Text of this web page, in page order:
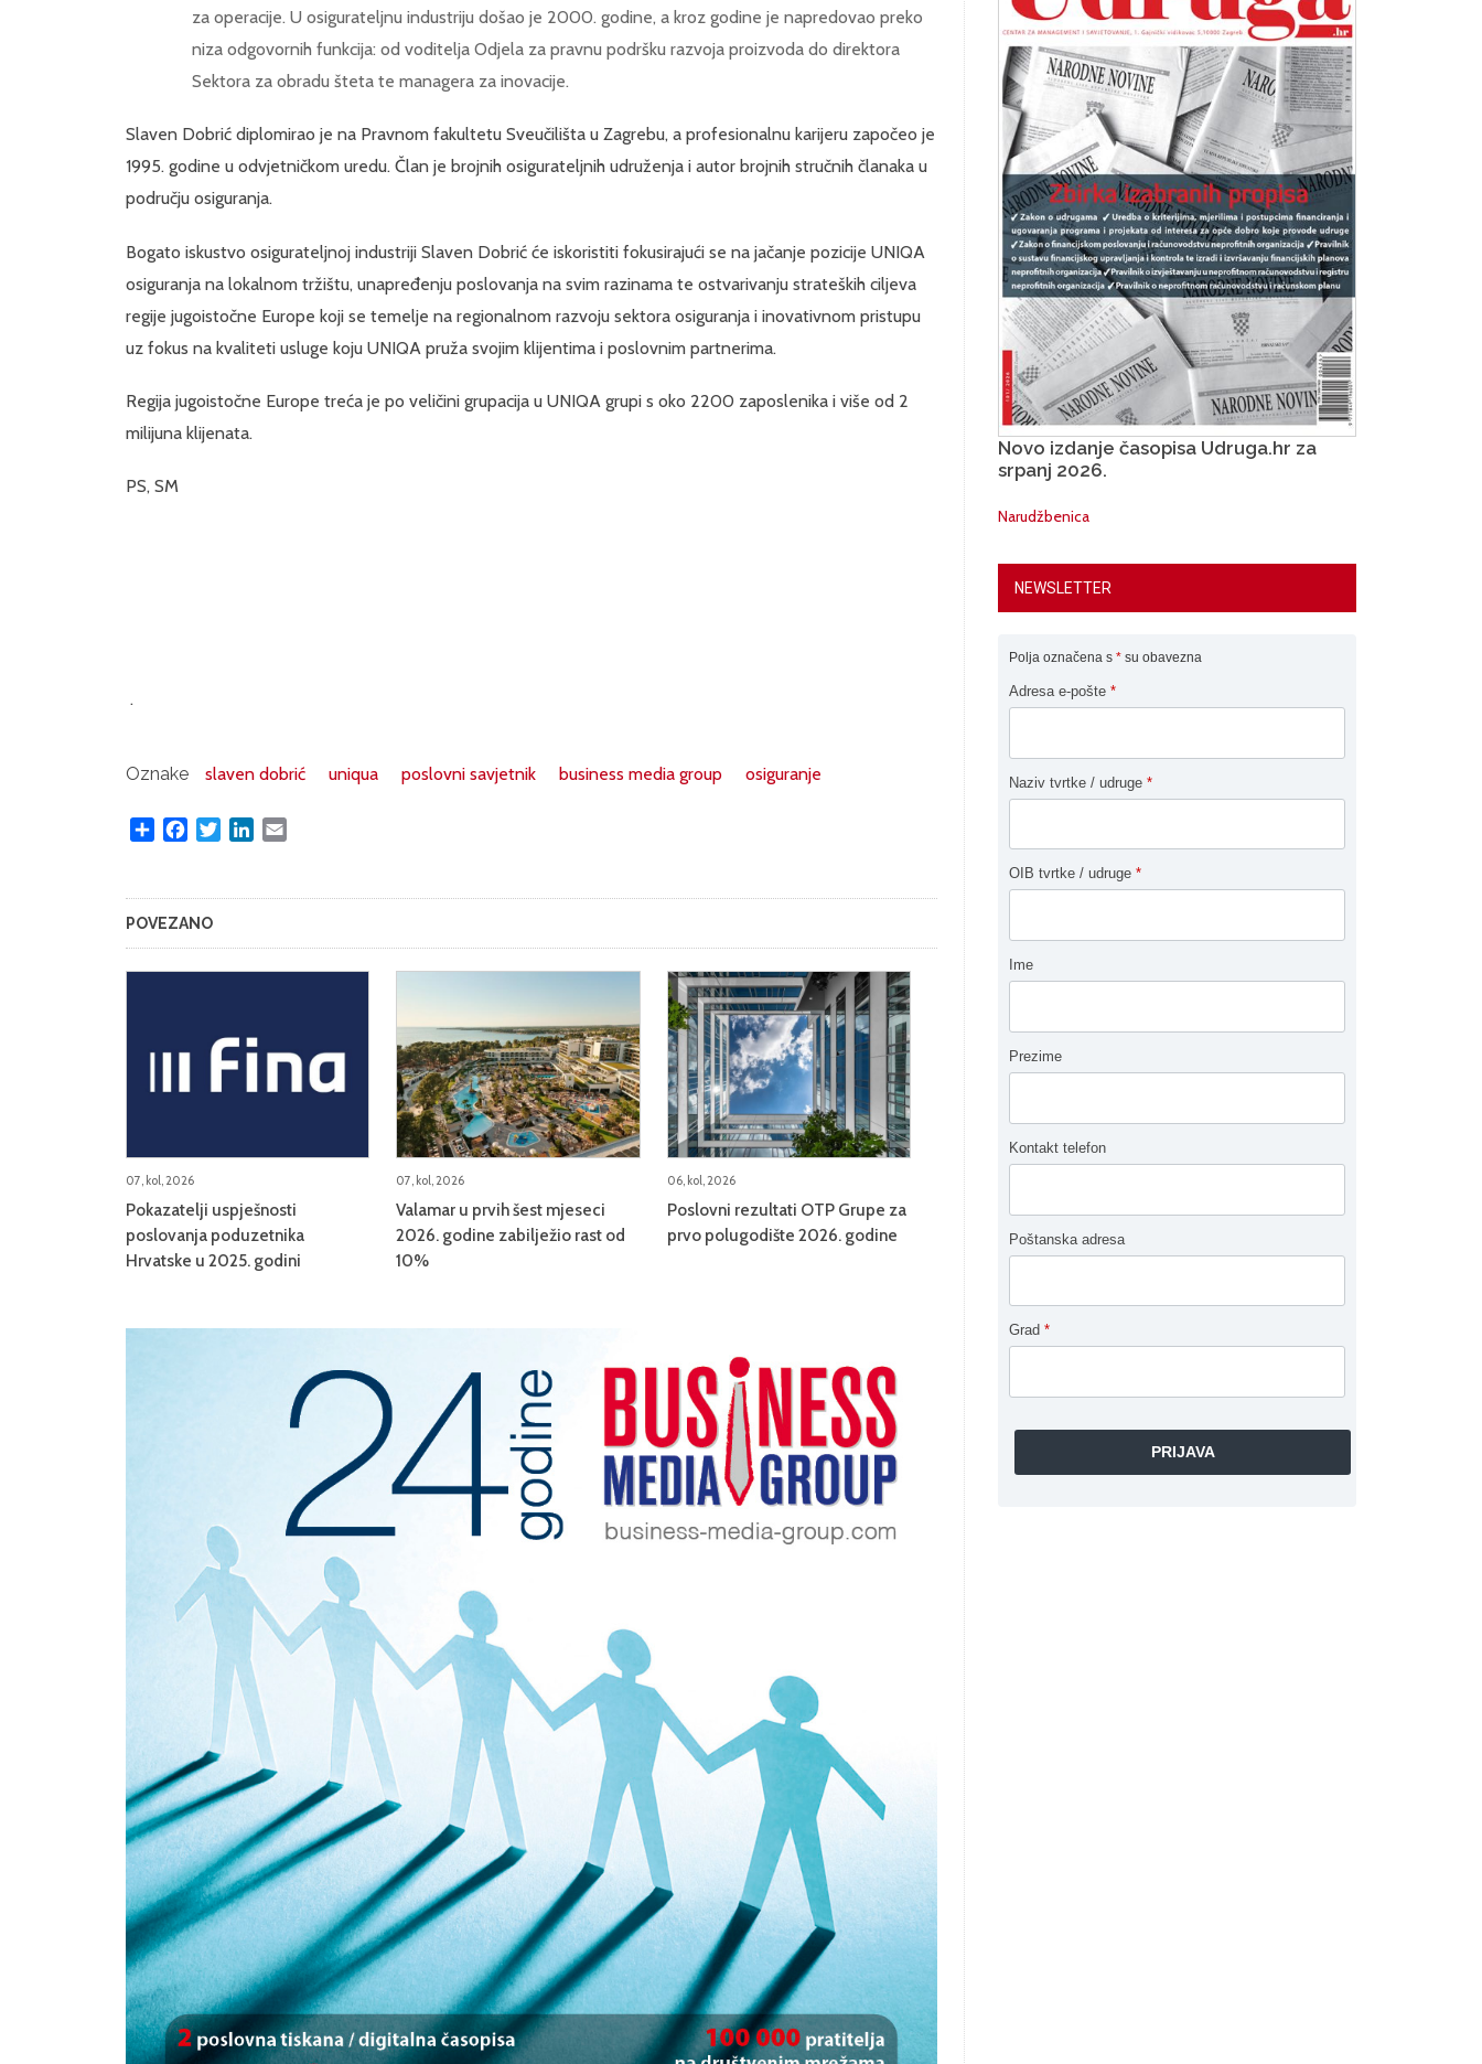
za operacije. U osigurateljnu industriju došao je 2000. godine, a kroz godine je napredovao preko
niza odgovornih funkcija: od voditelja Odjela za pravnu podršku razvoja proizvoda do direktora
Sektora za obradu šteta te managera za inovacije.
Slaven Dobrić diplomirao je na Pravnom fakultetu Sveučilišta u Zagrebu, a profesionalnu karijeru započeo je
1995. godine u odvjetničkom uredu. Član je brojnih osigurateljnih udruženja i autor brojnih stručnih članaka u
području osiguranja.
Bogato iskustvo osigurateljnoj industriji Slaven Dobrić će iskoristiti fokusirajući se na jačanje pozicije UNIQA
osiguranja na lokalnom tržištu, unapređenju poslovanja na svim razinama te ostvarivanju strateških ciljeva
regije jugoistočne Europe koji se temelje na regionalnom razvoju sektora osiguranja i inovativnom pristupu
uz fokus na kvaliteti usluge koju UNIQA pruža svojim klijentima i poslovnim partnerima.
Regija jugoistočne Europe treća je po veličini grupacija u UNIQA grupi s oko 2200 zaposlenika i više od 2
milijuna klijenata.
PS, SM
.
Oznake slaven dobrić uniqua poslovni savjetnik business media group osiguranje
Share FacebookTwitterLinkedIn
POVEZANO
07, kol, 2026
Pokazatelji uspješnosti
poslovanja poduzetnika
Hrvatske u 2025. godini
07, kol, 2026
Valamar u prvih šest mjeseci
2026. godine zabilježio rast od
10%
06, kol, 2026
Poslovni rezultati OTP Grupe za
prvo polugodište 2026. godine
Novo izdanje časopisa Udruga.hr za
srpanj 2026.
Narudžbenica
NEWSLETTER
Polja označena s * su obavezna
Adresa e-pošte *
Naziv tvrtke / udruge *
OIB tvrtke / udruge *
Ime
Prezime
Kontakt telefon
Poštanska adresa
Grad *